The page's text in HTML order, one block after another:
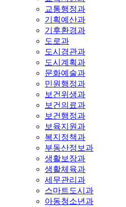
교통행정과
기획예산과
기후환경과
도로과
도시경관과
도시계획과
문화예술과
민원행정과
보건위생과
보건의료과
보건행정과
보육지원과
복지정책과
부동산정보과
생활보장과
생활체육과
세무관리과
스마트도시과
아동청소년과